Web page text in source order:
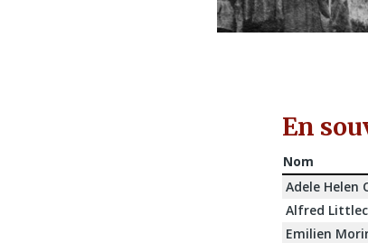
En
Nom
Adele Helen
Alfred
Emilien